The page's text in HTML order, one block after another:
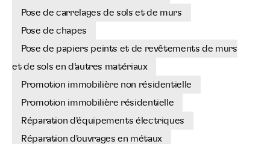
Pose de carrelages de sols et de murs
Pose de chapes
Pose de papiers peints et de revêtements de murs
et de sols en d'autres matériaux
Promotion immobilière non résidentielle
Promotion immobilière résidentielle
Réparation d'équipements électriques
Réparation d'ouvrages en métaux